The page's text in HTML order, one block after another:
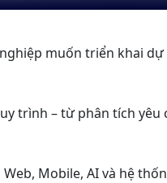
muốn triển khai dự
trình – từ phân tích yêu
Mobile, AI và hệ